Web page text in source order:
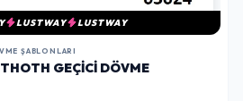
LUSTWAY LUSTWAY
ŞABLONLARI
GEÇICI DÖVME